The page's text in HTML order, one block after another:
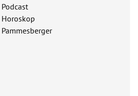
Podcast
Horoskop
Pammesberger